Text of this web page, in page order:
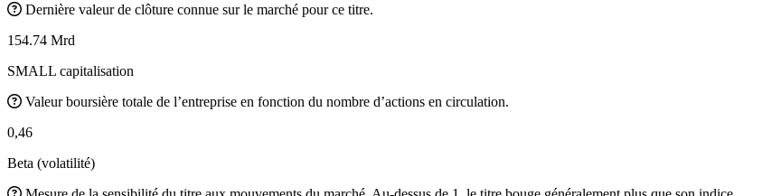
Dernière valeur de clôture connue sur le marché pour ce titre.
154.74 Mrd
SMALL capitalisation
Valeur boursière totale de l’entreprise en fonction du nombre d’actions en circulation.
0,46
Beta (volatilité)